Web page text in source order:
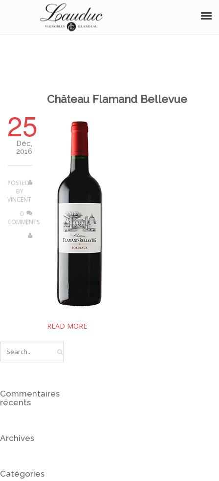
ÉVÈNEMENTS
25
Déc,
2016
POSTED
BY
VINCENT
0
COMMENTS
Château Flamand Bellevue
READ MORE
Commentaires
récents
Archives
Catégories